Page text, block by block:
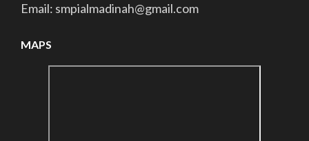
Email: smpialmadinah@gmail.com
MAPS